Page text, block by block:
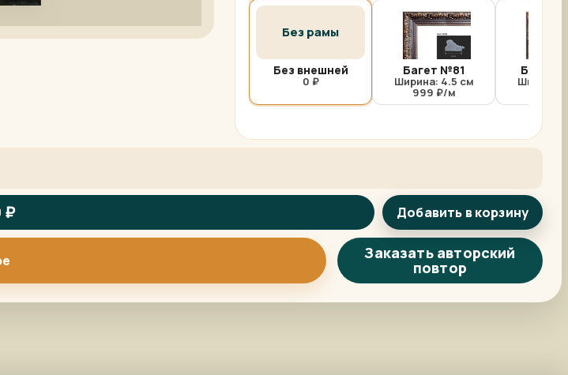
Без рамы
Без внешней
0 ₽
Багет №81
Ширина: 4.5 см
999 ₽/м
Багет
Ширина:
₽ Добавить в корзину
Заказать авторский
повтор
Арт-помощница
ArtsShop.ru